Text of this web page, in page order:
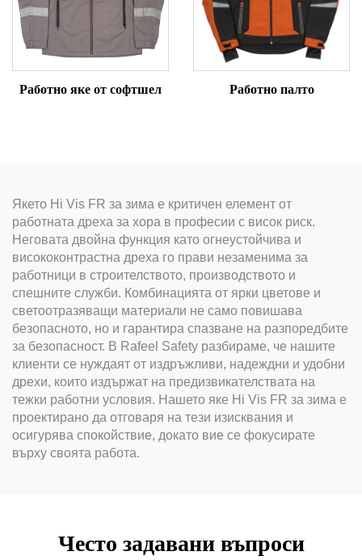
Работно яке от софтшел Работно палто
Якето Hi Vis FR за зима е критичен елемент от
работната дреха за хора в професии с висок риск.
Неговата двойна функция като огнеустойчива и
висококонтрастна дреха го прави незаменима за
работници в строителството, производството и
спешните служби. Комбинацията от ярки цветове и
светоотразяващи материали не само повишава
безопасното, но и гарантира спазване на разпоредбите
за безопасност. В Rafeel Safety разбираме, че нашите
клиенти се нуждаят от издръжливи, надеждни и удобни
дрехи, които издържат на предизвикателствата на
тежки работни условия. Нашето яке Hi Vis FR за зима е
проектирано да отговаря на тези изисквания и
осигурява спокойствие, докато вие се фокусирате
върху своята работа.
Често задавани въпроси